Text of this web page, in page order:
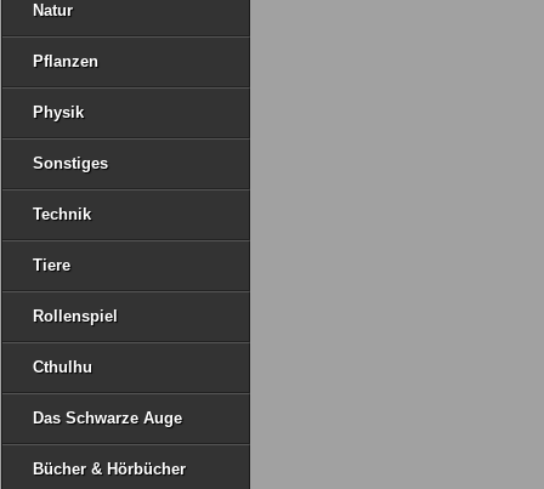
Natur
Pflanzen
Physik
Sonstiges
Technik
Tiere
Rollenspiel
Cthulhu
Das Schwarze Auge
Bücher & Hörbücher